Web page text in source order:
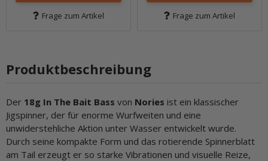
Frage zum Artikel Frage zum Artikel
Produktbeschreibung
Der 18g In The Bait Bass von Nories ist ein klassischer
Jigspinner, der für enorme Wurfweiten und eine
unwiderstehliche Aktion unter Wasser entwickelt wurde.
Durch seine kompakte Form und das rotierende Spinnerblatt
am Tail erzeugt er so starke Vibrationen und visuelle Reize,